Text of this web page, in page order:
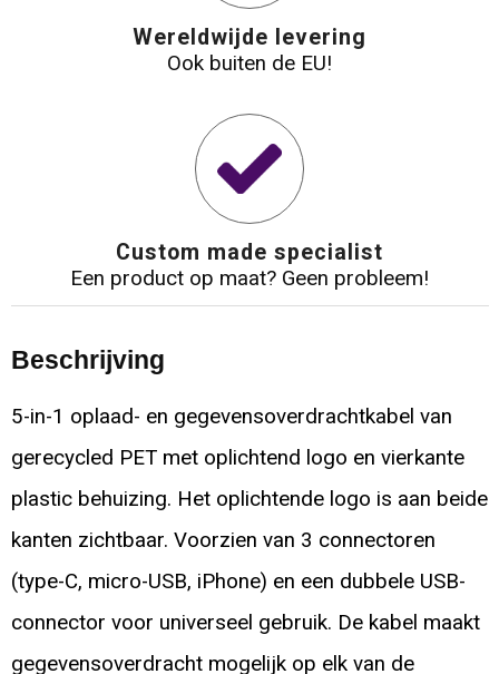
Wereldwijde levering
Ook buiten de EU!
Custom made specialist
Een product op maat? Geen probleem!
Beschrijving
5-in-1 oplaad- en gegevensoverdrachtkabel van
gerecycled PET met oplichtend logo en vierkante
plastic behuizing. Het oplichtende logo is aan beide
kanten zichtbaar. Voorzien van 3 connectoren
(type-C, micro-USB, iPhone) en een dubbele USB-
connector voor universeel gebruik. De kabel maakt
gegevensoverdracht mogelijk op elk van de